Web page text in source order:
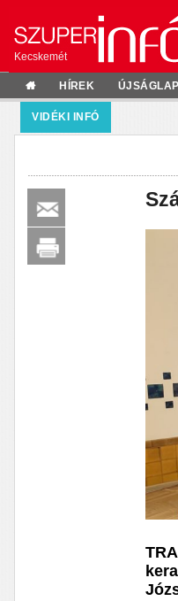
Kecskemét
HÍREK
VIDÉKI INFÓ